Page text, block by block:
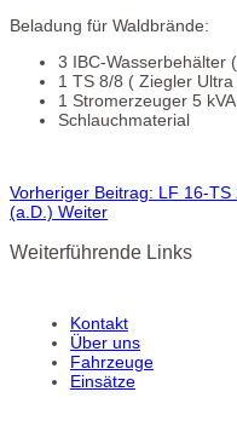
Beladung für Waldbrände:
3 IBC-Wasserbehälter
1 TS 8/8 ( Ziegler Ultra
1 Stromerzeuger 5 kVA
Schlauchmaterial
Vorheriger Beitrag: LF 16-TS
(a.D.) Weiter
Weiterführende Links
Kontakt
Über uns
Fahrzeuge
Einsätze